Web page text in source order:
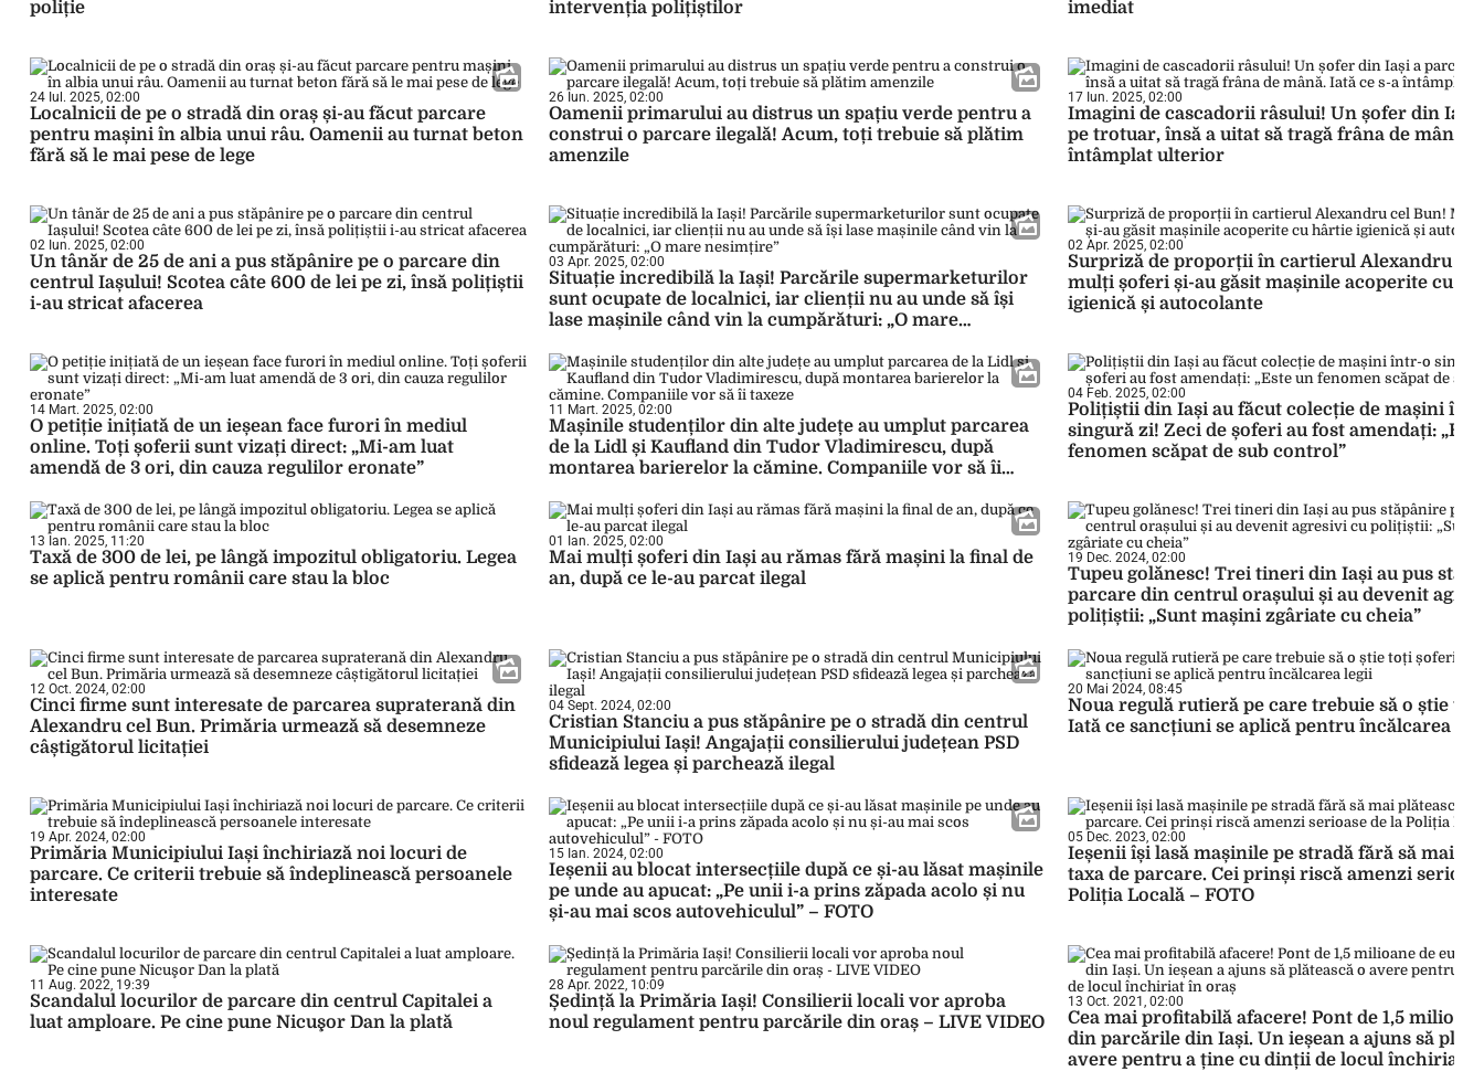
poliție
intervenția polițiștilor
imediat
24 Iul. 2025, 02:00
Localnicii de pe o stradă din oraș și-au făcut parcare
pentru mașini în albia unui râu. Oamenii au turnat beton
fără să le mai pese de lege
26 Iun. 2025, 02:00
Oamenii primarului au distrus un spațiu verde pentru a
construi o parcare ilegală! Acum, toți trebuie să plătim
amenzile
17 Iun. 2025, 02:00
Imagini de cascadorii râsului! Un șofer din Iași
pe trotuar, însă a uitat să tragă frâna de mână.
întâmplat ulterior
02 Iun. 2025, 02:00
Un tânăr de 25 de ani a pus stăpânire pe o parcare din
centrul Iașului! Scotea câte 600 de lei pe zi, însă polițiștii
i-au stricat afacerea
03 Apr. 2025, 02:00
Situație incredibilă la Iași! Parcările supermarketurilor
sunt ocupate de localnici, iar clienții nu au unde să își
lase mașinile când vin la cumpărături: „O mare
02 Apr. 2025, 02:00
Surpriză de proporții în cartierul Alexandru cel
mulți șoferi și-au găsit mașinile acoperite cu
igienică și autocolante
14 Mart. 2025, 02:00
O petiție inițiată de un ieșean face furori în mediul
online. Toți șoferii sunt vizați direct: „Mi-am luat
amendă de 3 ori, din cauza regulilor eronate”
11 Mart. 2025, 02:00
Mașinile studenților din alte județe au umplut parcarea
de la Lidl și Kaufland din Tudor Vladimirescu, după
montarea barierelor la cămine. Companiile vor să îi
04 Feb. 2025, 02:00
Polițiștii din Iași au făcut colecție de mașini
singură zi! Zeci de șoferi au fost amendați:
fenomen scăpat de sub control”
13 Ian. 2025, 11:20
Taxă de 300 de lei, pe lângă impozitul obligatoriu. Legea
se aplică pentru românii care stau la bloc
01 Ian. 2025, 02:00
Mai mulți șoferi din Iași au rămas fără mașini la final de
an, după ce le-au parcat ilegal
19 Dec. 2024, 02:00
Tupeu golănesc! Trei tineri din Iași au pus
parcare din centrul orașului și au devenit
polițiștii: „Sunt mașini zgâriate cu cheia”
12 Oct. 2024, 02:00
Cinci firme sunt interesate de parcarea supraterană din
Alexandru cel Bun. Primăria urmează să desemneze
câștigătorul licitației
04 Sept. 2024, 02:00
Cristian Stanciu a pus stăpânire pe o stradă din centrul
Municipiului Iași! Angajații consilierului județean PSD
sfidează legea și parchează ilegal
20 Mai 2024, 08:45
Noua regulă rutieră pe care trebuie să o știe
Iată ce sancțiuni se aplică pentru încălcarea
19 Apr. 2024, 02:00
Primăria Municipiului Iași închiriază noi locuri de
parcare. Ce criterii trebuie să îndeplinească persoanele
interesate
15 Ian. 2024, 02:00
Ieșenii au blocat intersecțiile după ce și-au lăsat mașinile
pe unde au apucat: „Pe unii i-a prins zăpada acolo și nu
și-au mai scos autovehiculul” – FOTO
05 Dec. 2023, 02:00
Ieșenii își lasă mașinile pe stradă fără să mai
taxa de parcare. Cei prinși riscă amenzi
Poliția Locală – FOTO
11 Aug. 2022, 19:39
Scandalul locurilor de parcare din centrul Capitalei a
luat amploare. Pe cine pune Nicuşor Dan la plată
28 Apr. 2022, 10:09
Ședință la Primăria Iași! Consilierii locali vor aproba
noul regulament pentru parcările din oraș – LIVE VIDEO
13 Oct. 2021, 02:00
Cea mai profitabilă afacere! Pont de 1,5
din parcările din Iași. Un ieșean a ajuns să
avere pentru a ține cu dinții de locul închiriat